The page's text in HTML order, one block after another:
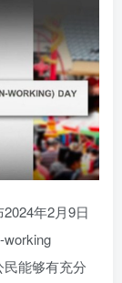
年2月9日
working
能够有充分